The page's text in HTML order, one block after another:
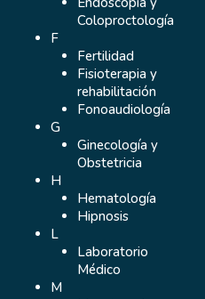
Coloproctología
F
Fertilidad
Fisioterapia y
rehabilitación
Fonoaudiología
G
Ginecología y
Obstetricia
H
Hematología
Hipnosis
L
Laboratorio
Médico
M